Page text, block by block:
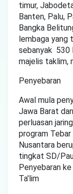
timur,
Banten, Palu,
Bangka
lembaga yang
sebanyak 530
majelis taklim,
Penyebaran
Awal mula
Jawa Barat
perluasan
program Tebar
Nusantara
tingkat SD/
Penyebaran
Ta'lim